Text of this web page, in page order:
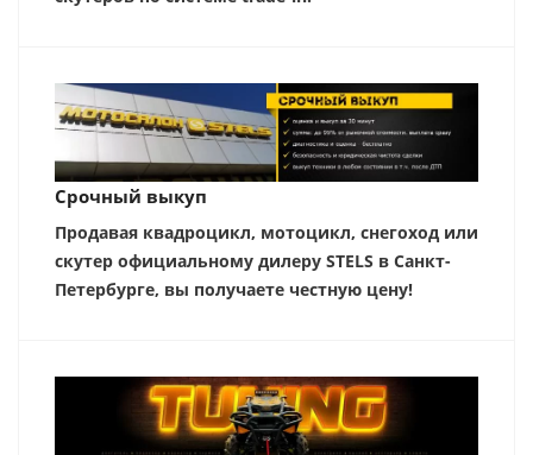
Срочный выкуп
Продавая квадроцикл, мотоцикл, снегоход или
скутер официальному дилеру STELS в Санкт-
Петербурге, вы получаете честную цену!